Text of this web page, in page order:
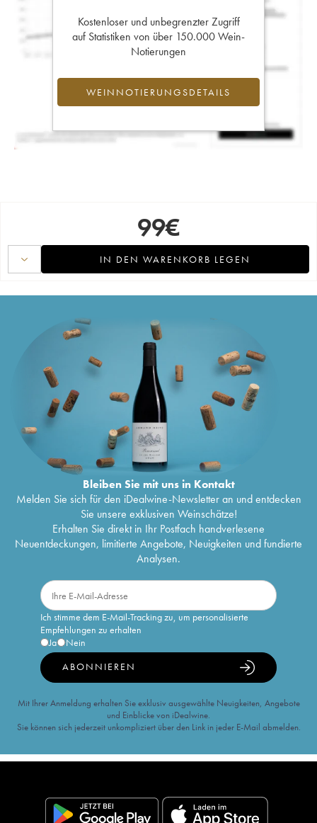
Kostenloser und unbegrenzter Zugriff
auf Statistiken von über 150.000 Wein-
Notierungen
WEINNOTIERUNGSDETAILS
99€
IN DEN WARENKORB LEGEN
Bleiben Sie mit uns in Kontakt
Melden Sie sich für den iDealwine-Newsletter an und entdecken
Sie unsere exklusiven Weinschätze!
Erhalten Sie direkt in Ihr Postfach handverlesene
Neuentdeckungen, limitierte Angebote, Neuigkeiten und fundierte
Analysen.
Ich stimme dem E-Mail-Tracking zu, um personalisierte
Empfehlungen zu erhalten
Ja
Nein
ABONNIEREN
Mit Ihrer Anmeldung erhalten Sie exklusiv ausgewählte Neuigkeiten, Angebote
und Einblicke von iDealwine.
Sie können sich jederzeit unkompliziert über den Link in jeder E-Mail abmelden.